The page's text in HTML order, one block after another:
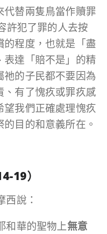
代替兩隻鳥當作贖罪
許犯了罪的人去按
的程度，也就是「盡
表達「賠不是」的精
祂的子民都不要因為
、有了愧疚或罪疚感
望我們正確處理愧疚
目的和意義所在。
19）
西說：
和華的聖物上無意